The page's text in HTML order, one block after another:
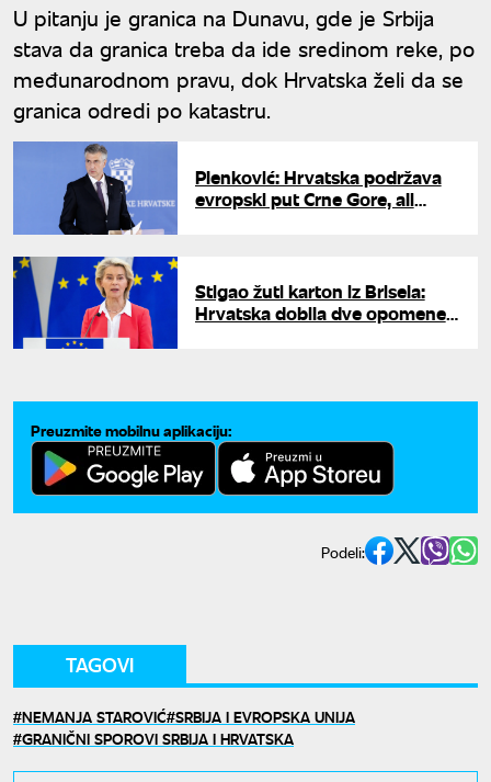
U pitanju je granica na Dunavu, gde je Srbija
stava da granica treba da ide sredinom reke, po
međunarodnom pravu, dok Hrvatska želi da se
granica odredi po katastru.
Plenković: Hrvatska podržava
evropski put Crne Gore, ali
Stigao žuti karton iz Brisela:
Hrvatska dobila dve opomene
Preuzmite mobilnu aplikaciju:
Podeli:
TAGOVI
NEMANJA STAROVIĆ SRBIJA I EVROPSKA UNIJA
GRANIČNI SPOROVI SRBIJA I HRVATSKA